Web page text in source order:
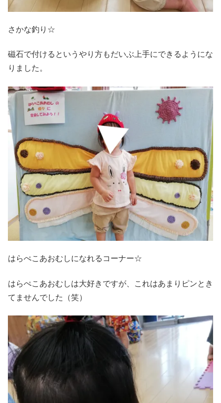
さかな釣り☆
磁石で付けるというやり方もだいぶ上手にできるようにな
りました。
はらぺこあおむしになれるコーナー☆
はらぺこあおむしは大好きですが、これはあまりピンとき
てませんでした（笑）